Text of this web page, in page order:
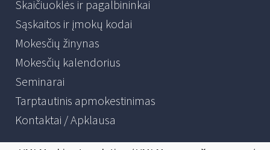
Skaičiuoklės ir pagalbininkai
Sąskaitos ir įmokų kodai
Mokesčių žinynas
Mokesčių kalendorius
Seminarai
Tarptautinis apmokestinimas
Kontaktai / Apklausa